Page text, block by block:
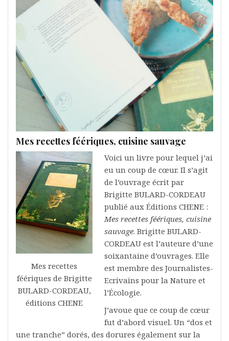
Mes recettes féériques, cuisine sauvage
Mes recettes
féériques de Brigitte
BULARD-CORDEAU,
éditions CHENE
Voici un livre pour lequel j’ai
eu un coup de cœur. Il s’agit
de l’ouvrage écrit par
Brigitte BULARD-CORDEAU
publié aux Éditions CHENE :
Mes recettes féériques, cuisine
sauvage. Brigitte BULARD-
CORDEAU est l’auteure d’une
soixantaine d’ouvrages. Elle
est membre des Journalistes-
Ecrivains pour la Nature et
l’Écologie.
J’avoue que ce coup de cœur
fut d’abord visuel. Un “dos et
une tranche” dorés, des dorures également sur la